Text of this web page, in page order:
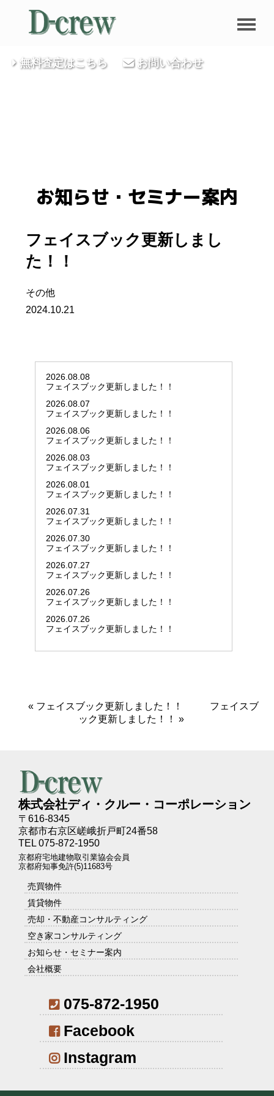
無料査定はこちら お問い合わせ
お知らせ・セミナー案内
フェイスブック更新しまし
た！！
その他
2024.10.21
2026.08.08
フェイスブック更新しました！！
2026.08.07
フェイスブック更新しました！！
2026.08.06
フェイスブック更新しました！！
2026.08.03
フェイスブック更新しました！！
2026.08.01
フェイスブック更新しました！！
2026.07.31
フェイスブック更新しました！！
2026.07.30
フェイスブック更新しました！！
2026.07.27
フェイスブック更新しました！！
2026.07.26
フェイスブック更新しました！！
2026.07.26
フェイスブック更新しました！！
« フェイスブック更新しました！！
フェイスブ
ック更新しました！！
»
株式会社ディ・クルー・コーポレーション
〒616-8345
京都市右京区嵯峨折戸町24番58
TEL 075-872-1950
京都府宅地建物取引業協会会員
京都府知事免許(5)11683号
売買物件
賃貸物件
売却・不動産コンサルティング
空き家コンサルティング
お知らせ・セミナー案内
会社概要
075-872-1950
Facebook
Instagram